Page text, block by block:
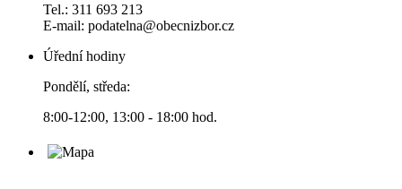
Tel.: 311 693 213
E-mail: podatelna@obecnizbor.cz
Úřední hodiny
Pondělí, středa:
8:00-12:00, 13:00 - 18:00 hod.